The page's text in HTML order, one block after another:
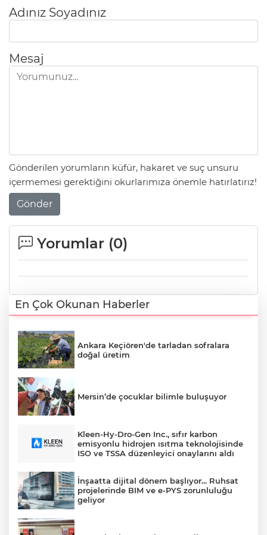
Adınız Soyadınız
Mesaj
Gönderilen yorumların küfür, hakaret ve suç unsuru
içermemesi gerektiğini okurlarımıza önemle hatırlatırız!
Gönder
Yorumlar (0)
En Çok Okunan Haberler
Ankara Keçiören'de tarladan sofralara
doğal üretim
Mersin’de çocuklar bilimle buluşuyor
Kleen-Hy-Dro-Gen Inc., sıfır karbon
emisyonlu hidrojen ısıtma teknolojisinde
ISO ve TSSA düzenleyici onaylarını aldı
İnşaatta dijital dönem başlıyor... Ruhsat
projelerinde BIM ve e-PYS zorunluluğu
geliyor